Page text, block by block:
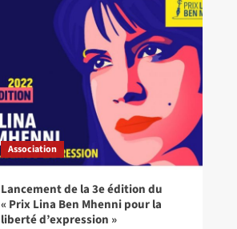
Association
Lancement de la 3e édition du
« Prix Lina Ben Mhenni pour la
liberté d’expression »